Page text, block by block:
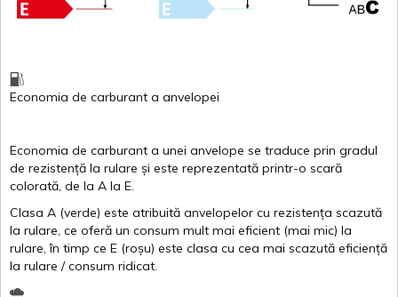
Economia de carburant a anvelopei
Economia de carburant a unei anvelope se traduce prin gradul
de rezistență la rulare și este reprezentată printr-o scară
colorată, de la A la E.
Clasa A (verde) este atribuită anvelopelor cu rezistența scazută
la rulare, ce oferă un consum mult mai eficient (mai mic) la
rulare,în timp ce E (roșu) este clasa cu cea mai scazută eficiență
la rulare /consum ridicat.